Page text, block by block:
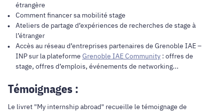
étrangère
Comment financer sa mobilité stage
Ateliers de partage d’expériences de recherches de stage à
l’étranger
Accès au réseau d’entreprises partenaires de Grenoble IAE –
INP sur la plateforme Grenoble IAE Community : offres de
stage, offres d’emplois, événements de networking...
Témoignages :
Le livret "My internship abroad" recueille le témoignage de